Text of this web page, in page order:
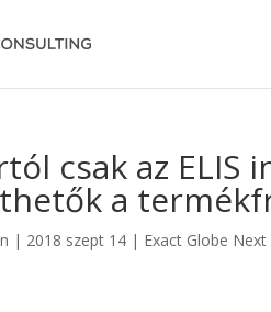
csak az
a
| 2018 szept 14 | Exact Globe Next